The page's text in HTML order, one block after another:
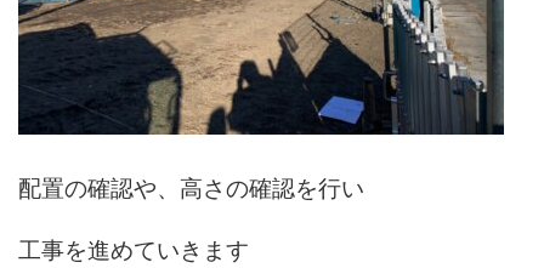
配置の確認や、高さの確認を行い
工事を進めていきます